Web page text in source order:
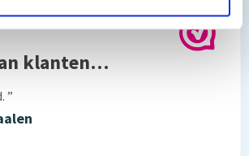
klanten…
”